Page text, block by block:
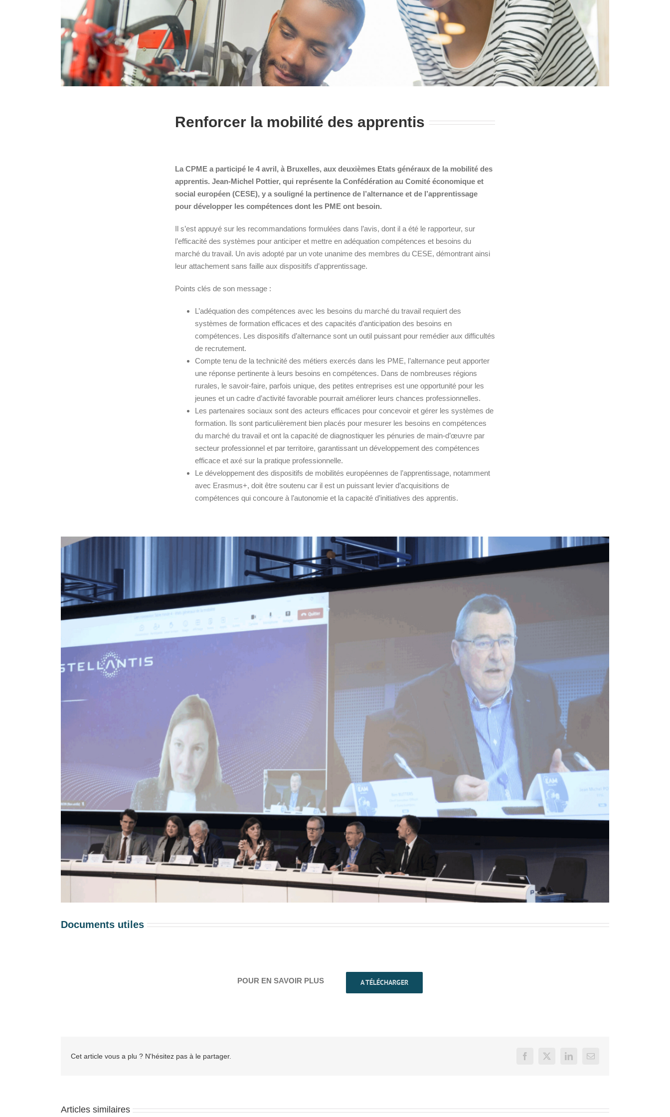
Renforcer la mobilité des apprentis
La CPME a participé le 4 avril, à Bruxelles, aux deuxièmes Etats généraux de la mobilité des
apprentis. Jean-Michel Pottier, qui représente la Confédération au Comité économique et
social européen (CESE), y a souligné la pertinence de l’alternance et de l’apprentissage
pour développer les compétences dont les PME ont besoin.
Il s’est appuyé sur les recommandations formulées dans l’avis, dont il a été le rapporteur, sur
l’efficacité des systèmes pour anticiper et mettre en adéquation compétences et besoins du
marché du travail. Un avis adopté par un vote unanime des membres du CESE, démontrant ainsi
leur attachement sans faille aux dispositifs d’apprentissage.
Points clés de son message :
L’adéquation des compétences avec les besoins du marché du travail requiert des
systèmes de formation efficaces et des capacités d’anticipation des besoins en
compétences. Les dispositifs d’alternance sont un outil puissant pour remédier aux difficultés
de recrutement.
Compte tenu de la technicité des métiers exercés dans les PME, l’alternance peut apporter
une réponse pertinente à leurs besoins en compétences. Dans de nombreuses régions
rurales, le savoir-faire, parfois unique, des petites entreprises est une opportunité pour les
jeunes et un cadre d’activité favorable pourrait améliorer leurs chances professionnelles.
Les partenaires sociaux sont des acteurs efficaces pour concevoir et gérer les systèmes de
formation. Ils sont particulièrement bien placés pour mesurer les besoins en compétences
du marché du travail et ont la capacité de diagnostiquer les pénuries de main-d’œuvre par
secteur professionnel et par territoire, garantissant un développement des compétences
efficace et axé sur la pratique professionnelle.
Le développement des dispositifs de mobilités européennes de l’apprentissage, notamment
avec Erasmus+, doit être soutenu car il est un puissant levier d’acquisitions de
compétences qui concoure à l’autonomie et la capacité d’initiatives des apprentis.
Documents utiles
POUR EN SAVOIR PLUS A TÉLÉCHARGER
Cet article vous a plu ? N'hésitez pas à le partager. Facebook
X LinkedInEmail
Articles similaires